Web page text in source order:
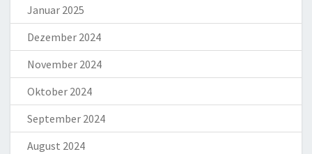
Januar 2025
Dezember 2024
November 2024
Oktober 2024
September 2024
August 2024